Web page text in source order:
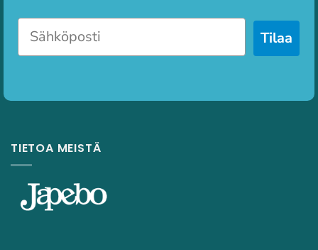
Tilaa
TIETOA MEISTÄ